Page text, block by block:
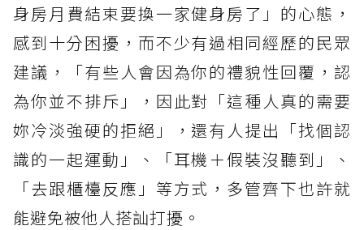
身房月費結束要換一家健身房了」的心態，
感到十分困擾，而不少有過相同經歷的民眾
建議，「有些人會因為你的禮貌性回覆，認
為你並不排斥」，因此對「這種人真的需要
妳冷淡強硬的拒絕」，還有人提出「找個認
識的一起運動」、「耳機＋假裝沒聽到」、
「去跟櫃檯反應」等方式，多管齊下也許就
能避免被他人搭訕打擾。